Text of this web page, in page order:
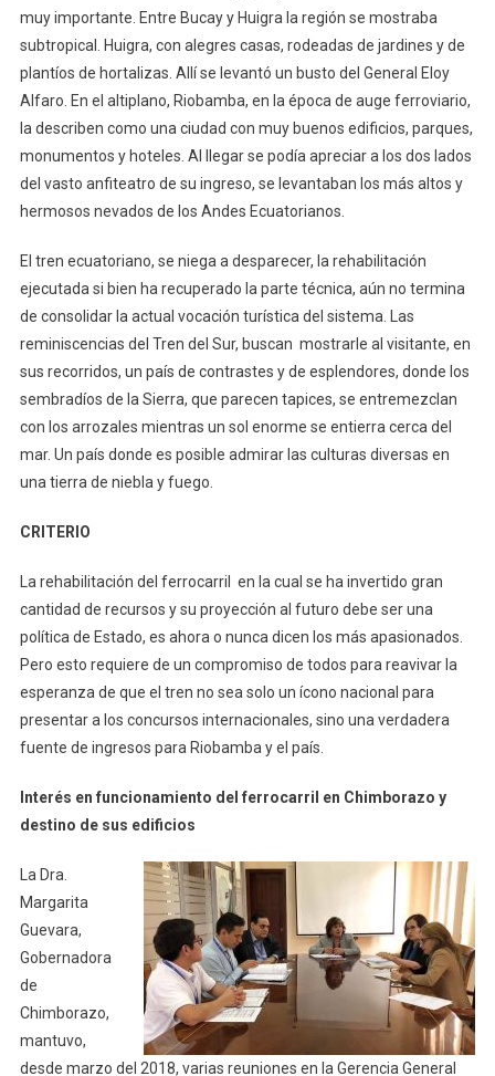
muy importante. Entre Bucay y Huigra la región se mostraba
subtropical. Huigra, con alegres casas, rodeadas de jardines y de
plantíos de hortalizas. Allí se levantó un busto del General Eloy
Alfaro. En el altiplano, Riobamba, en la época de auge ferroviario,
la describen como una ciudad con muy buenos edificios, parques,
monumentos y hoteles. Al llegar se podía apreciar a los dos lados
del vasto anfiteatro de su ingreso, se levantaban los más altos y
hermosos nevados de los Andes Ecuatorianos.
El tren ecuatoriano, se niega a desparecer, la rehabilitación
ejecutada si bien ha recuperado la parte técnica, aún no termina
de consolidar la actual vocación turística del sistema. Las
reminiscencias del Tren del Sur, buscan mostrarle al visitante, en
sus recorridos, un país de contrastes y de esplendores, donde los
sembradíos de la Sierra, que parecen tapices, se entremezclan
con los arrozales mientras un sol enorme se entierra cerca del
mar. Un país donde es posible admirar las culturas diversas en
una tierra de niebla y fuego.
CRITERIO
La rehabilitación del ferrocarril en la cual se ha invertido gran
cantidad de recursos y su proyección al futuro debe ser una
política de Estado, es ahora o nunca dicen los más apasionados.
Pero esto requiere de un compromiso de todos para reavivar la
esperanza de que el tren no sea solo un ícono nacional para
presentar a los concursos internacionales, sino una verdadera
fuente de ingresos para Riobamba y el país.
Interés en funcionamiento del ferrocarril en Chimborazo y
destino de sus edificios
La Dra.
Margarita
Guevara,
Gobernadora
de
Chimborazo,
mantuvo,
desde marzo del 2018, varias reuniones en la Gerencia General